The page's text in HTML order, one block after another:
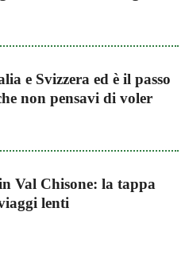
e Svizzera ed è il passo
non pensavi di voler
Val Chisone: la tappa
lenti